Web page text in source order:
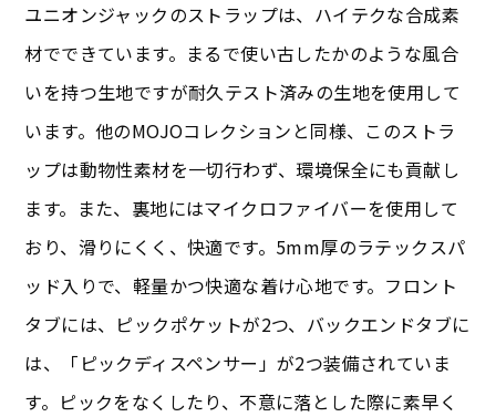
ユニオンジャックのストラップは、ハイテクな合成素
材でできています。まるで使い古したかのような風合
いを持つ生地ですが耐久テスト済みの生地を使用して
います。他のMOJOコレクションと同様、このストラ
ップは動物性素材を一切行わず、環境保全にも貢献し
ます。また、裏地にはマイクロファイバーを使用して
おり、滑りにくく、快適です。5mm厚のラテックスパ
ッド入りで、軽量かつ快適な着け心地です。フロント
タブには、ピックポケットが2つ、バックエンドタブに
は、「ピックディスペンサー」が2つ装備されていま
す。ピックをなくしたり、不意に落とした際に素早く